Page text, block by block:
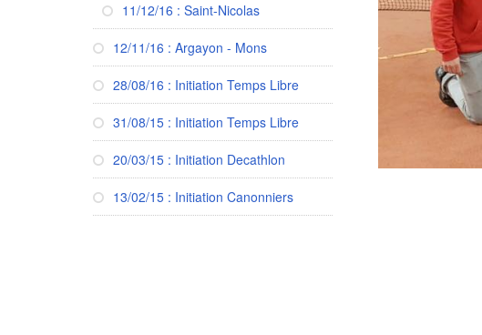
11/12/16 : Saint-Nicolas
12/11/16 : Argayon - Mons
28/08/16 : Initiation Temps Libre
31/08/15 : Initiation Temps Libre
20/03/15 : Initiation Decathlon
13/02/15 : Initiation Canonniers